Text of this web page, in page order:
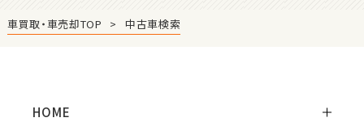
車買取・車売却TOP 中古車検索
HOME